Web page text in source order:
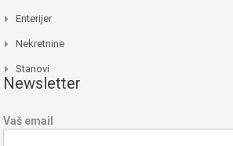
Enterijer
Nekretnine
Stanovi
Newsletter
Vaš email